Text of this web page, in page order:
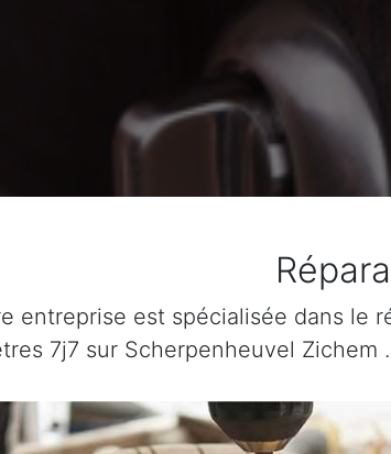
entreprise est spécialisée dans le
7j7 sur Scherpenheuvel Zichem .